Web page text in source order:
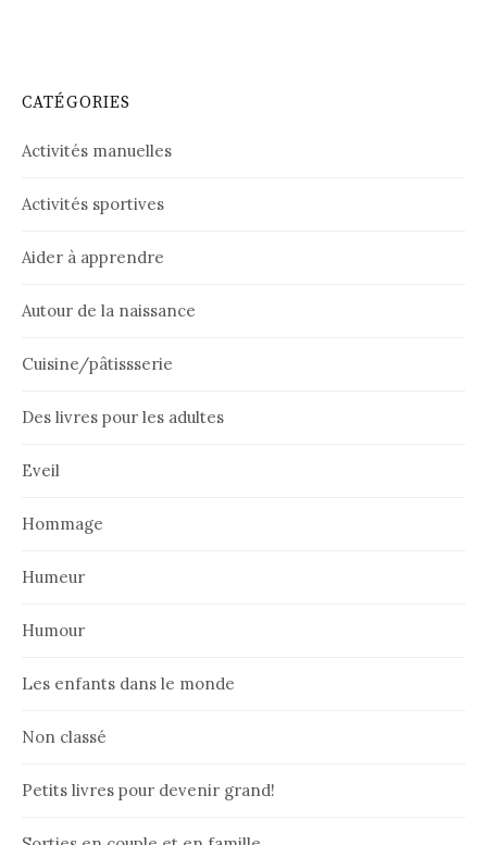
CATÉGORIES
Activités manuelles
Activités sportives
Aider à apprendre
Autour de la naissance
Cuisine/pâtissserie
Des livres pour les adultes
Eveil
Hommage
Humeur
Humour
Les enfants dans le monde
Non classé
Petits livres pour devenir grand!